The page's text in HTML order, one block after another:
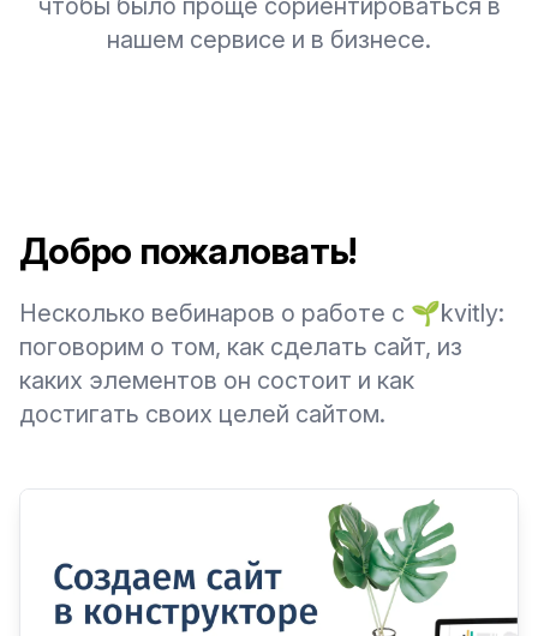
чтобы было проще сориентироваться в
нашем сервисе и в бизнесе.
Добро пожаловать!
Несколько вебинаров о работе с 🌱kvitly:
поговорим о том, как сделать сайт, из
каких элементов он состоит и как
достигать своих целей сайтом.